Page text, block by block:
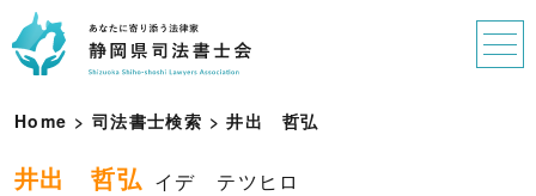
Home > 司法書士検索 >井出 哲弘
井出 哲弘 イデ テツヒロ